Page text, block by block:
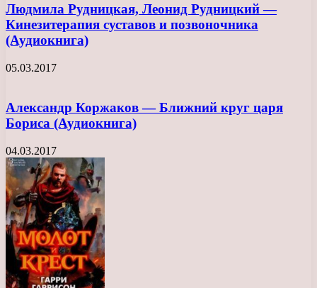
Людмила Рудницкая, Леонид Рудницкий —
Кинезитерапия суставов и позвоночника
(Аудиокнига)
05.03.2017
Александр Коржаков — Ближний круг царя
Бориса (Аудиокнига)
04.03.2017